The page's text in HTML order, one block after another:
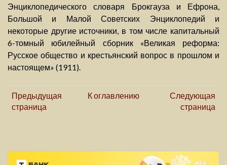
Энциклопедического словаря Брокгауза и Ефрона,
Большой и Малой Советских Энциклопедий и
некоторые другие источники, в том числе капитальный
6-томный юбилейный сборник «Великая реформа:
Русское общество и крестьянский вопрос в прошлом и
настоящем» (1911).
Предыдущая
страница
К оглавлению
Следующая
страница